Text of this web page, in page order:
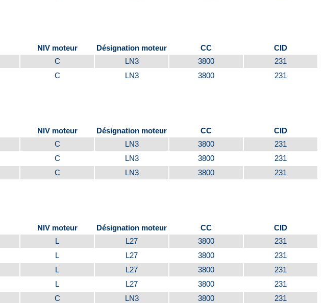
NIV moteur Désignation moteur CC CID
C LN3 3800 231
C LN3 3800 231
NIV moteur Désignation moteur CC CID
C LN3 3800 231
C LN3 3800 231
C LN3 3800 231
NIV moteur Désignation moteur CC CID
L L27 3800 231
L L27 3800 231
L L27 3800 231
L L27 3800 231
C LN3 3800 231